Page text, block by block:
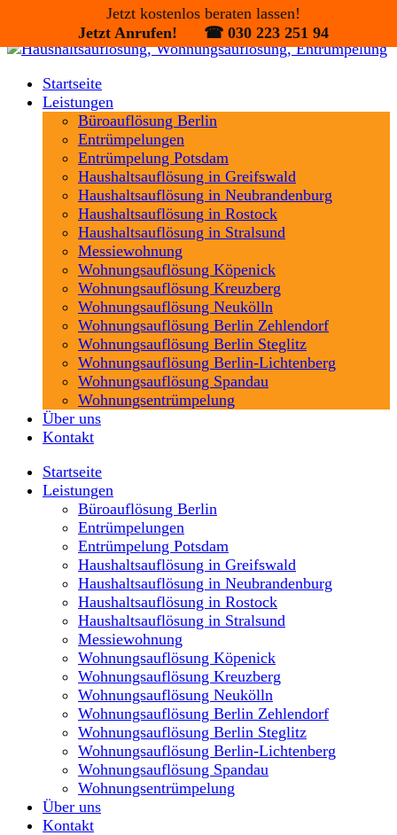
Startseite
Leistungen
Büroauflösung Berlin
Entrümpelungen
Entrümpelung Potsdam
Haushaltsauflösung in Greifswald
Haushaltsauflösung in Neubrandenburg
Haushaltsauflösung in Rostock
Haushaltsauflösung in Stralsund
Messiewohnung
Wohnungsauflösung Köpenick
Wohnungsauflösung Kreuzberg
Wohnungsauflösung Neukölln
Wohnungsauflösung Berlin Zehlendorf
Wohnungsauflösung Berlin Steglitz
Wohnungsauflösung Berlin-Lichtenberg
Wohnungsauflösung Spandau
Wohnungsentrümpelung
Über uns
Kontakt
Startseite
Leistungen
Büroauflösung Berlin
Entrümpelungen
Entrümpelung Potsdam
Haushaltsauflösung in Greifswald
Haushaltsauflösung in Neubrandenburg
Haushaltsauflösung in Rostock
Haushaltsauflösung in Stralsund
Messiewohnung
Wohnungsauflösung Köpenick
Wohnungsauflösung Kreuzberg
Wohnungsauflösung Neukölln
Wohnungsauflösung Berlin Zehlendorf
Wohnungsauflösung Berlin Steglitz
Wohnungsauflösung Berlin-Lichtenberg
Wohnungsauflösung Spandau
Wohnungsentrümpelung
Über uns
Kontakt
Jetzt kostenlos beraten lassen!
Jetzt Anrufen! ☎ 030 223 251 94
Jetzt kostenlos beraten lassen!
Jetzt Anrufen! ☎ 030 223 251 94